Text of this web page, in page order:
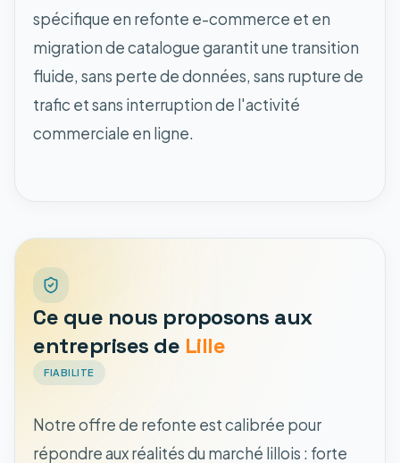
spécifique en refonte e-commerce et en
migration de catalogue garantit une transition
fluide, sans perte de données, sans rupture de
trafic et sans interruption de l'activité
commerciale en ligne.
Ce que nous proposons aux
entreprises de Lille
FIABILITE
Notre offre de refonte est calibrée pour
répondre aux réalités du marché lillois : forte